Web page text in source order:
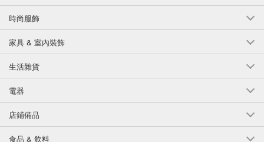
時尚服飾
家具 & 室內裝飾
生活雜貨
電器
店鋪備品
食品 & 飲料